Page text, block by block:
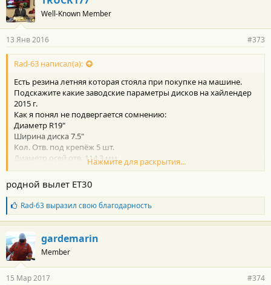
о
д
а
н
о
с
и
:
Well-Known Member
13 Янв 2016 #373
Rad-63 написал(а):
Есть резина летняя которая стояла при покупке на машине.
Подскажите какие заводские параметры дисков на хайлендер
2015 г.
Как я понял не подвергается сомнению:
Диаметр R19"
Ширина диска 7.5"
Кол. Отв. под крепёж 5 шт.
Диаметр осей отв. 114.3 мм
Диаметр посадочный 60.1 мм
А вот с вылетом все-таки 30 или 35 мм?
Нажмите для раскрытия...
родной вылет ET30
Б
л
а
г
о
д
а
н
Rad-63выразил свою благодарность
gardemarin
Member
15 Мар 2017 #374